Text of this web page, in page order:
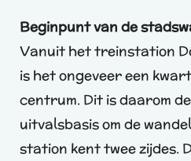
Beginpunt van de
Vanuit het treinstation
is het ongeveer een
centrum. Dit is daarom
uitvalsbasis om de
station kent twee zijdes.